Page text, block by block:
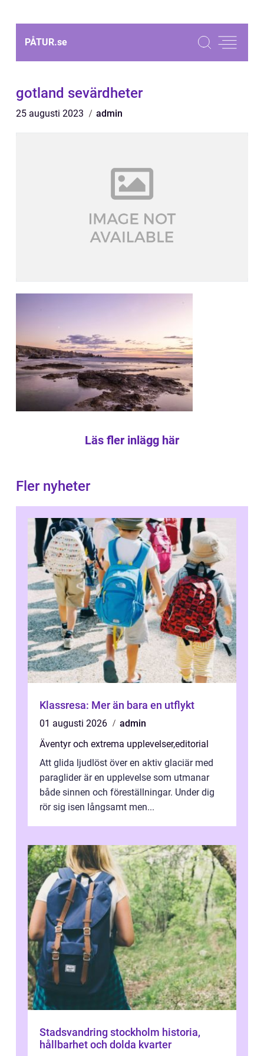
PÅTUR.se
gotland sevärdheter
25 augusti 2023 admin
Läs fler inlägg här
Fler nyheter
Klassresa: Mer än bara en utflykt
01 augusti 2026
admin
Äventyr och extrema upplevelser,editorial
Att glida ljudlöst över en aktiv glaciär med
paraglider är en upplevelse som utmanar
både sinnen och föreställningar. Under dig
rör sig isen långsamt men...
Stadsvandring stockholm historia,
hållbarhet och dolda kvarter